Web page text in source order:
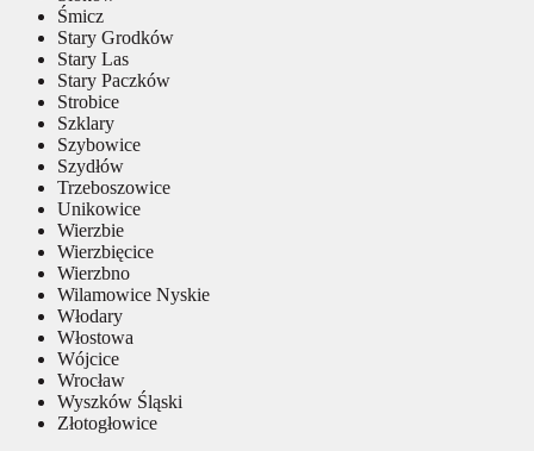
Śmicz
Stary Grodków
Stary Las
Stary Paczków
Strobice
Szklary
Szybowice
Szydłów
Trzeboszowice
Unikowice
Wierzbie
Wierzbięcice
Wierzbno
Wilamowice Nyskie
Włodary
Włostowa
Wójcice
Wrocław
Wyszków Śląski
Złotogłowice